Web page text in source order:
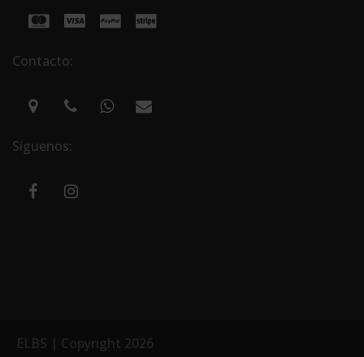
Contacto:
Síguenos:
ELBS | Copyright 2026